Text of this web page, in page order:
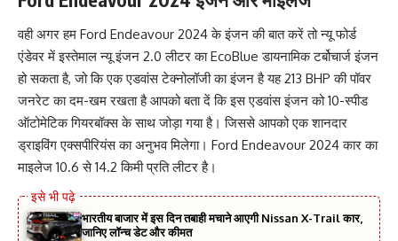
वही अगर हम Ford Endeavour 2024 के इंजन की बात करें तो न्यू फोर्ड
एंडेवर में इस्तेमाल न्यू इंजन 2.0 लीटर का EcoBlue डायनामिक टर्बोचार्ज इंजन
हो सकता है, जो कि एक एडवांस टेक्नोलॉजी का इंजन है यह 213 BHP की पॉवर
जनरेट का दम-खम रखता है आपको बता दें कि इस एडवांस इंजन को 10-स्पीड
ऑटोमेटिक गियरबॉक्स के साथ जोड़ा गया है। जिससे आपको एक शानदार
ड्राइविंग एक्सपीरियंस का अनुभव मिलेगा। Ford Endeavour 2024 कार का
माइलेज 10.6 से 14.2 किमी प्रति लीटर है।
भारतीय बाजार में इस दिन तबाही मचाने आएगी Nissan X-Trail कार,
जानिए लॉन्च डेट और कीमत